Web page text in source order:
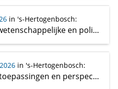
in 's-Hertogenbosch:
Het IPCC over CO2: de wetenschappelijke en politieke stand van zaken over klimaatverandering (deel 2)
in 's-Hertogenbosch:
Kernenergie: techniek, toepassingen en perspectieven